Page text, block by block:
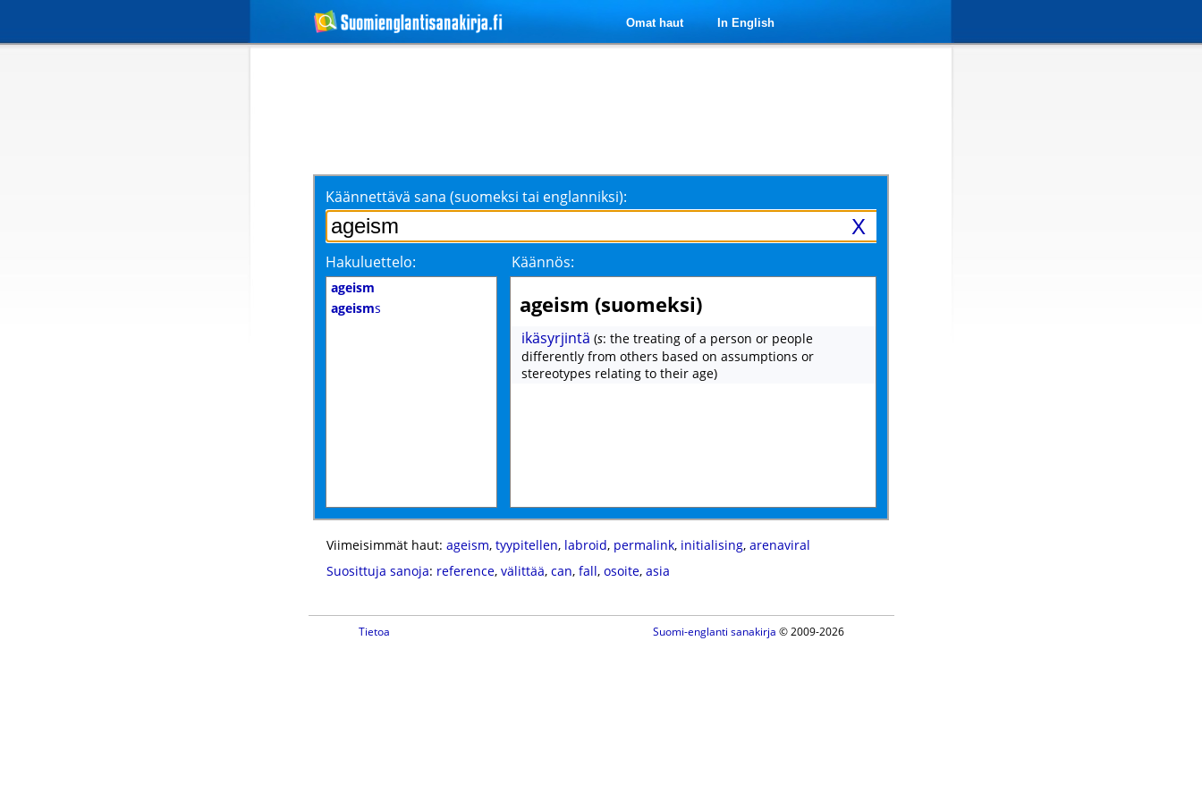
Omat haut In English
Käännettävä sana (suomeksi tai englanniksi):
X
Hakuluettelo: Käännös:
ageism
ageisms ageism (suomeksi)
ikäsyrjintä (s: the treating of a person or people
differently from others based on assumptions or
stereotypes relating to their age)
Viimeisimmät haut: ageism, tyypitellen, labroid, permalink, initialising, arenaviral
Suosittuja sanoja: reference, välittää, can, fall, osoite, asia
Tietoa Suomi-englanti sanakirja © 2009-2026